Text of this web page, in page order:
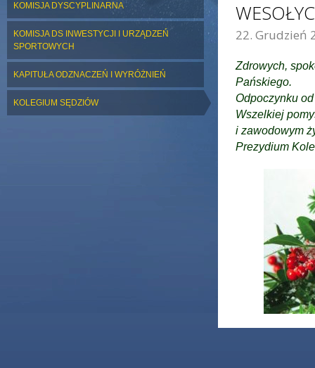
KOMISJA DYSCYPLINARNA
KOMISJA DS INWESTYCJI I URZĄDZEŃ
SPORTOWYCH
KAPITUŁA ODZNACZEŃ I WYRÓŻNIEŃ
KOLEGIUM SĘDZIÓW
22. Grudzień
Zdrowych,
Pańskiego.
Odpoczynku
Wszelkiej
i zawodowym
Prezydium